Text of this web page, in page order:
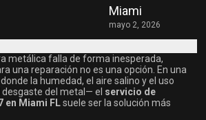
Miami
mayo 2, 2026
metálica falla de forma inesperada,
una reparación no es una opción. En una
la humedad, el aire salino y el uso
del metal— el servicio de
en Miami FLsuele ser la solución más